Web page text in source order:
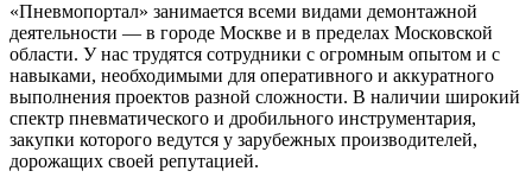
«Пневмопортал» занимается всеми видами демонтажной
деятельности — в городе Москве и в пределах Московской
области. У нас трудятся сотрудники с огромным опытом и с
навыками, необходимыми для оперативного и аккуратного
выполнения проектов разной сложности. В наличии широкий
спектр пневматического и дробильного инструментария,
закупки которого ведутся у зарубежных производителей,
дорожащих своей репутацией.